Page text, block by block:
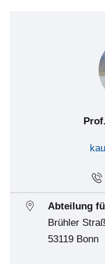
Abteilung
Brühler
53119 Bonn